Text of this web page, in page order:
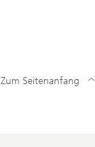
Zum Seitenanfang